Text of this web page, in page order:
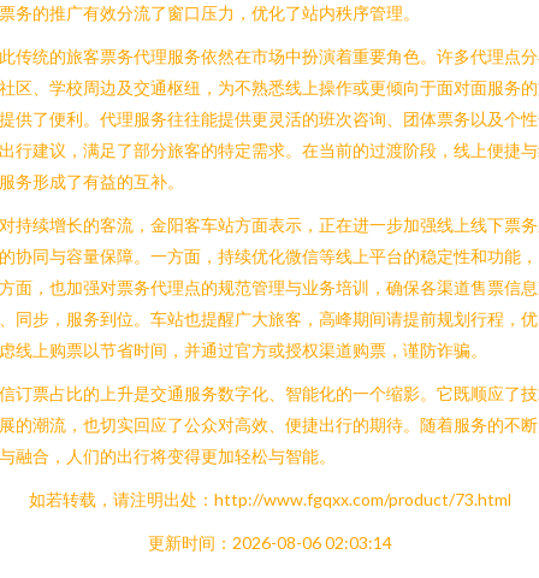
务的推广有效分流了窗口压力，优化了站内秩序管理。
传统的旅客票务代理服务依然在市场中扮演着重要角色。许多代理点
区、学校周边及交通枢纽，为不熟悉线上操作或更倾向于面对面服务
供了便利。代理服务往往能提供更灵活的班次咨询、团体票务以及个
行建议，满足了部分旅客的特定需求。在当前的过渡阶段，线上便捷
务形成了有益的互补。
持续增长的客流，金阳客车站方面表示，正在进一步加强线上线下票
协同与容量保障。一方面，持续优化微信等线上平台的稳定性和功能
面，也加强对票务代理点的规范管理与业务培训，确保各渠道售票信
同步，服务到位。车站也提醒广大旅客，高峰期间请提前规划行程，
线上购票以节省时间，并通过官方或授权渠道购票，谨防诈骗。
订票占比的上升是交通服务数字化、智能化的一个缩影。它既顺应了
的潮流，也切实回应了公众对高效、便捷出行的期待。随着服务的不
融合，人们的出行将变得更加轻松与智能。
如若转载，请注明出处：http://www.fgqxx.com/product/73.html
更新时间：2026-08-06 02:03:14